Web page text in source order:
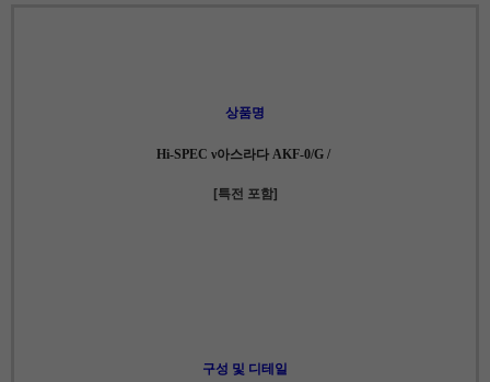
상품명
Hi-SPEC ν아스라다 AKF-0/G /
[특전 포함]
구성 및 디테일